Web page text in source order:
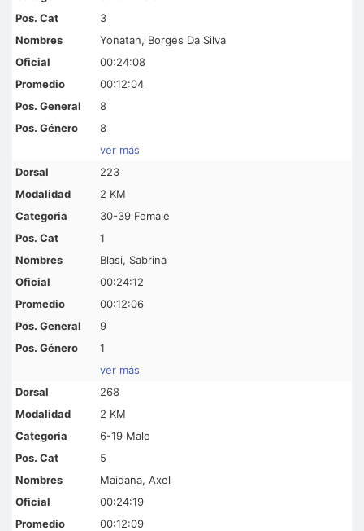
3
Yonatan, Borges Da Silva
00:24:08
00:12:04
8
8
ver más
223
2 KM
30-39 Female
1
Blasi, Sabrina
00:24:12
00:12:06
9
1
ver más
268
2 KM
6-19 Male
5
Maidana, Axel
00:24:19
00:12:09